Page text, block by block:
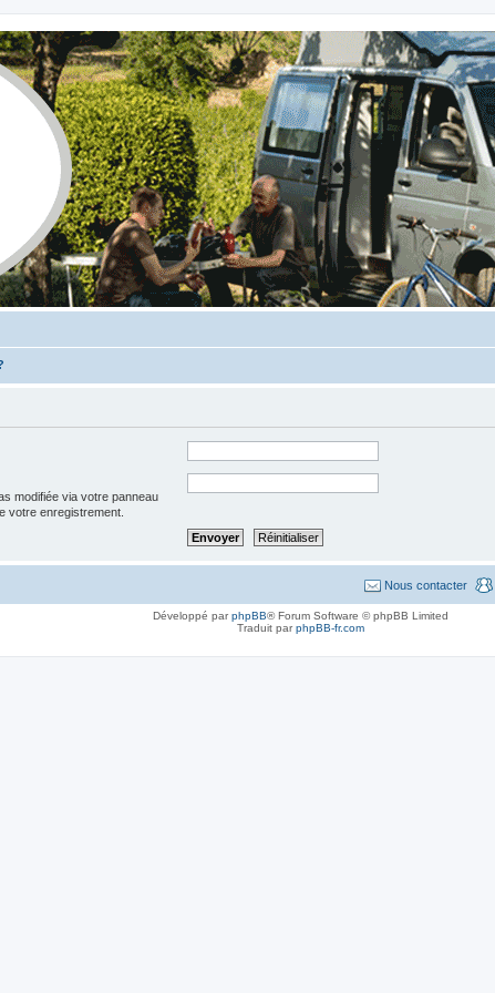
modifiée via votre panneau
votre enregistrement.
Nous contacter
Développé parphpBB® Forum Software © phpBB Limited
Traduit parphpBB-fr.com